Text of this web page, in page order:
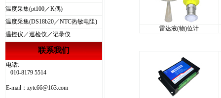
温度采集(pt100／K偶)
温度采集(DS18b20／NTC热敏电阻)
温控仪／巡检仪／记录仪
联系我们
电话:
010-8179 5514
E-mail：zytc66@163.com
雷达液(物)位计